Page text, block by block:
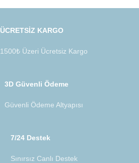
ÜCRETSİZ KARGO
1500₺ Üzeri Ücretsiz Kargo
3D Güvenli Ödeme
Güvenli Ödeme Altyapısı
7/24 Destek
Sınırsız Canlı Destek